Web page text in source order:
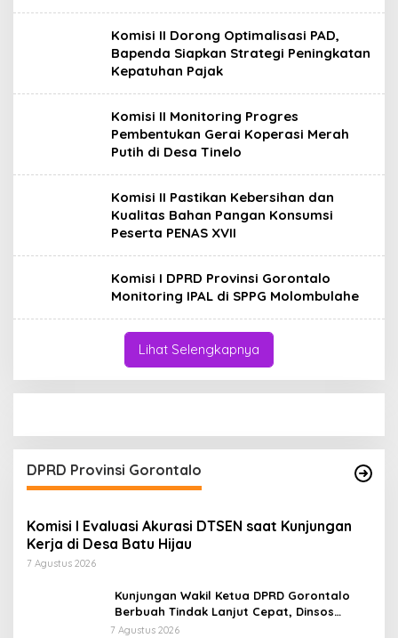
Komisi II Dorong Optimalisasi PAD,
Bapenda Siapkan Strategi Peningkatan
Kepatuhan Pajak
Komisi II Monitoring Progres
Pembentukan Gerai Koperasi Merah
Putih di Desa Tinelo
Komisi II Pastikan Kebersihan dan
Kualitas Bahan Pangan Konsumsi
Peserta PENAS XVII
Komisi I DPRD Provinsi Gorontalo
Monitoring IPAL di SPPG Molombulahe
Lihat Selengkapnya
DPRD Provinsi Gorontalo
Komisi I Evaluasi Akurasi DTSEN saat Kunjungan
Kerja di Desa Batu Hijau
7 Agustus 2026
Kunjungan Wakil Ketua DPRD Gorontalo
Berbuah Tindak Lanjut Cepat, Dinsos
Provinsi Bantu Remaja Terlantar Asal
7 Agustus 2026